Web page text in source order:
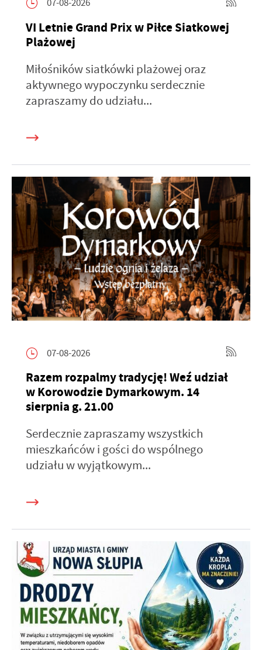
07-08-2026
VI Letnie Grand Prix w Piłce Siatkowej
Plażowej
Miłośników siatkówki plażowej oraz
aktywnego wypoczynku serdecznie
zapraszamy do udziału...
07-08-2026
Razem rozpalmy tradycję! Weź udział
w Korowodzie Dymarkowym. 14
sierpnia g. 21.00
Serdecznie zapraszamy wszystkich
mieszkańców i gości do wspólnego
udziału w wyjątkowym...